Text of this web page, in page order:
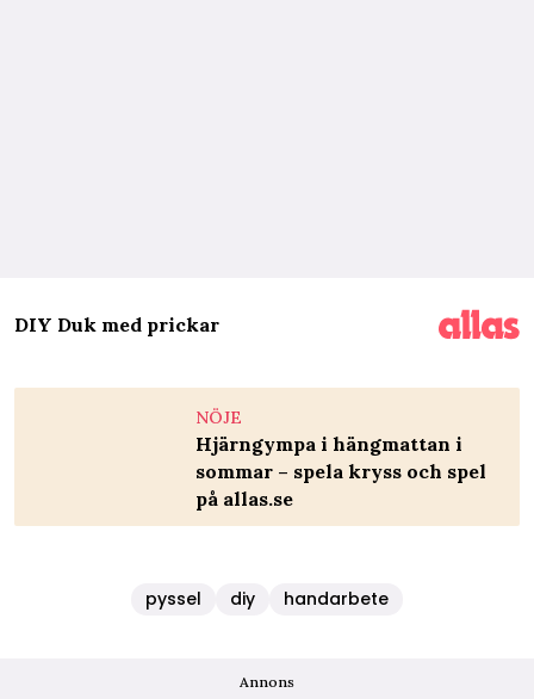
DIY Duk med prickar
NÖJE
Hjärngympa i hängmattan i
sommar – spela kryss och spel
på allas.se
pyssel diy handarbete
Annons